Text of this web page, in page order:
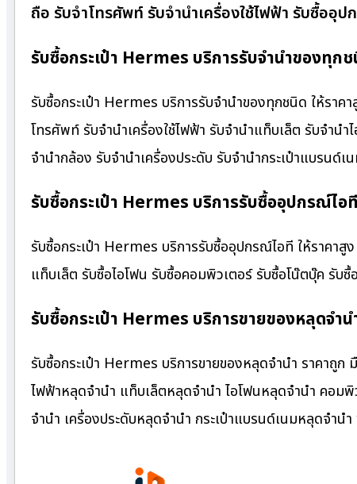
ถือ รับจำโทรศัพท์ รับจำนำเครื่องใช้ไฟฟ้า รับซื้ออุ
รับซื้อกระเป๋า Hermes บริการรับจำนำของทุก
รับซื้อกระเป๋า Hermes บริการรับจำนำของทุกชนิด ให้ราค
โทรศัพท์ รับจำนำเครื่องใช้ไฟฟ้า รับจำนำแท็บเล็ต รับจำน
จำนำกล้อง รับจำนำเครื่องประดับ รับจำนำกระเป๋าแบรนด์
รับซื้อกระเป๋า Hermes บริการรับซื้ออุปกรณ์ไอ
รับซื้อกระเป๋า Hermes บริการรับซื้ออุปกรณ์ไอที ให้ราคา
แท็บเล็ต รับซื้อไอโฟน รับซื้อคอมพิวเตอร์ รับซื้อโน๊ตบุ๊ค รับซื้
รับซื้อกระเป๋า Hermes บริการขายของหลุดจำน
รับซื้อกระเป๋า Hermes บริการขายของหลุดจำนำ ราคาถู
ไฟฟ้าหลุดจำนำ แท็บเล็ตหลุดจำนำ ไอโฟนหลุดจำนำ คอม
จำนำ เครื่องประดับหลุดจำนำ กระเป๋าแบรนด์เนมหลุดจำน